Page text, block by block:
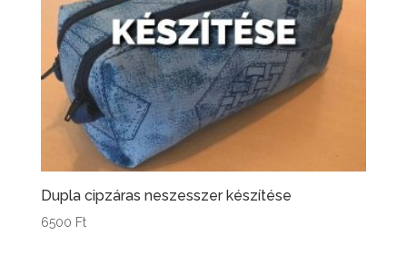
Dupla cipzáras neszesszer készítése
6500 Ft